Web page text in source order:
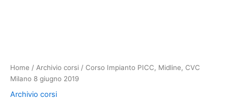
Home / Archivio corsi / Corso Impianto PICC, Midline, CVC
Milano 8 giugno 2019
Archivio corsi